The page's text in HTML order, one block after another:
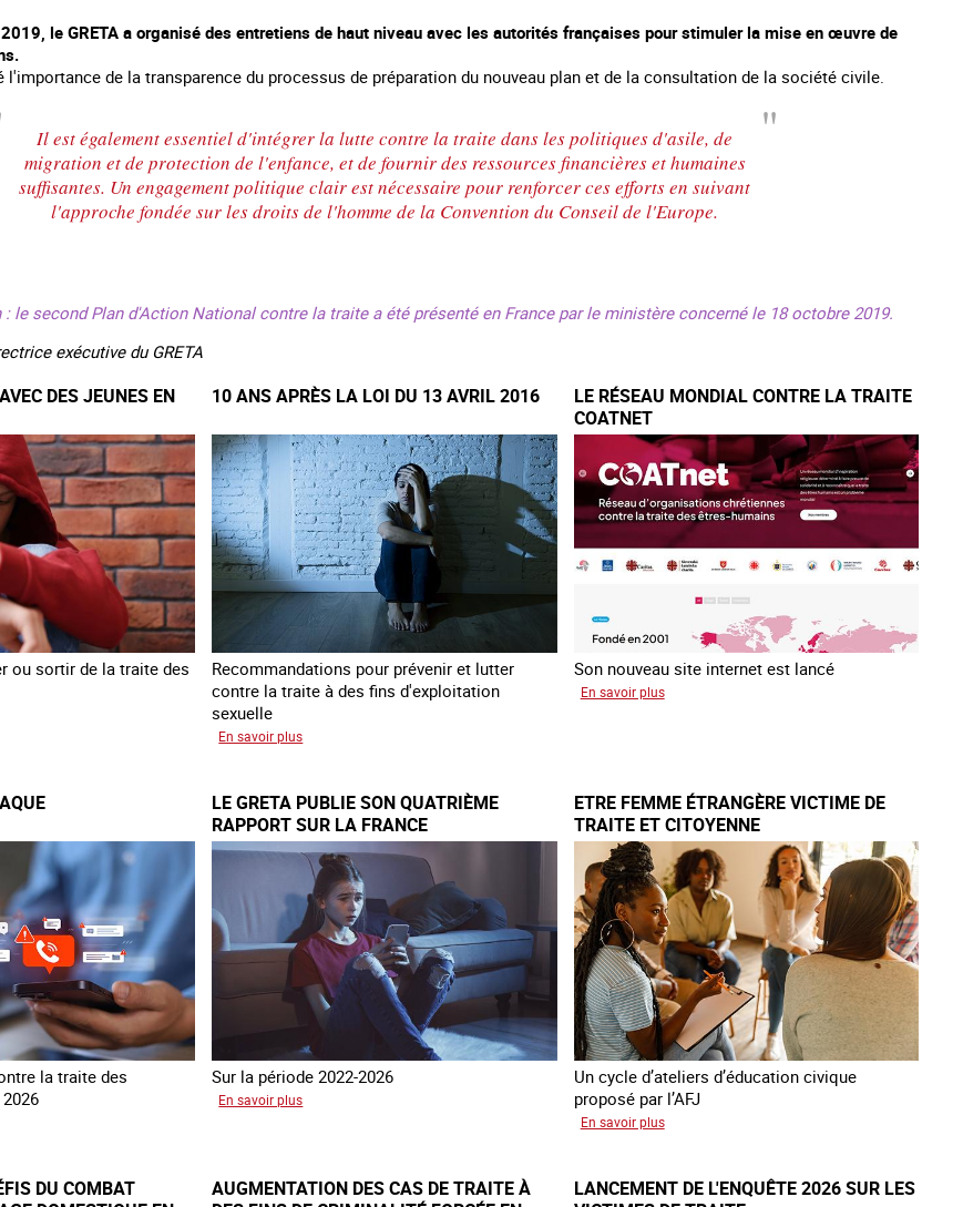
le GRETA a organisé des entretiens de haut niveau avec les autorités françaises pour stimuler la mise en œuvre de
l'importance de la transparence du processus de préparation du nouveau plan et de la consultation de la société civile.
Il est également essentiel d'intégrer la lutte contre la traite dans les politiques d'asile, de
migration et de protection de l'enfance, et de fournir des ressources financières et humaines
suffisantes. Un engagement politique clair est nécessaire pour renforcer ces efforts en suivant
l'approche fondée sur les droits de l'homme de la Convention du Conseil de l'Europe.
le second Plan d'Action National contre la traite a été présenté en France par le ministère concerné le 18 octobre 2019.
exécutive du GRETA
DES JEUNES EN
ou sortir de la traite des
10 ANS APRÈS LA LOI DU 13 AVRIL 2016
Recommandations pour prévenir et lutter
contre la traite à des fins d'exploitation
sexuelle
En savoir plus
après
la
loi
du
13
avril
2016
LE RÉSEAU MONDIAL CONTRE LA TRAITE
COATNET
Son nouveau site internet est lancé
En savoir plussur
la
traite
COATNET
la traite des
LE GRETA PUBLIE SON QUATRIÈME
RAPPORT SUR LA FRANCE
Sur la période 2022-2026
En savoir plus
son
ETRE FEMME ÉTRANGÈRE VICTIME DE
TRAITE ET CITOYENNE
Un cycle d’ateliers d’éducation civique
proposé par l’AFJ
En savoir plussur
étrangère
DU COMBAT
AUGMENTATION DES CAS DE TRAITE À
LANCEMENT DE L'ENQUÊTE 2026 SUR LES